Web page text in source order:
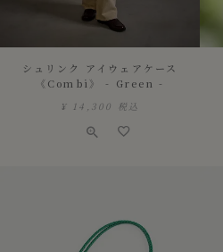
シュリンク アイウェアケース
《Combi》 - Green -
¥ 14,300 税込